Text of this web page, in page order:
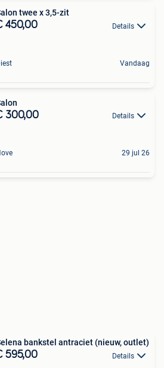
twee x 3,5-zit
450,00 Details
Vandaag
300,00 Details
29 jul 26
bankstel antraciet (nieuw, outlet)
595,00 Details